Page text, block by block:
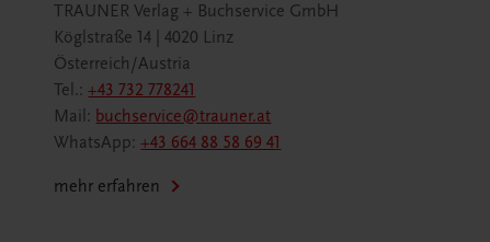
TRAUNER Verlag + Buchservice GmbH
Köglstraße 14 | 4020 Linz
Österreich/Austria
Tel.:+43 732 778241
Mail: buchservice@trauner.at
WhatsApp:+43 664 88 58 69 41
mehr erfahren